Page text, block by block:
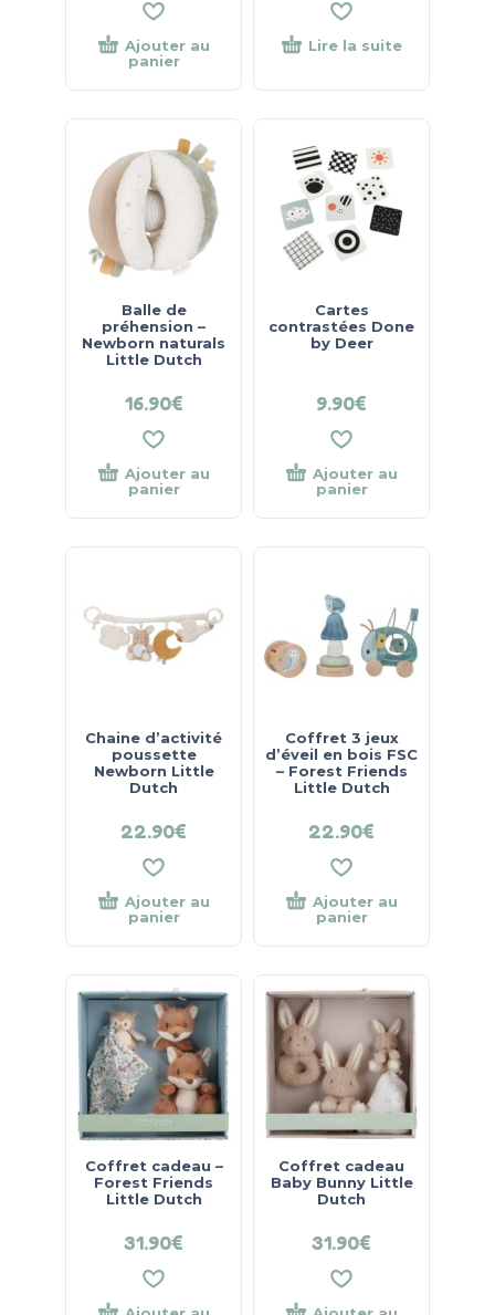
Ajouter au
panier
Lire la suite
Balle de
préhension –
Newborn naturals
Little Dutch
16.90€
Ajouter au
panier
Cartes
contrastées Done
by Deer
9.90€
Ajouter au
panier
Chaine d’activité
poussette
Newborn Little
Dutch
22.90€
Ajouter au
panier
Coffret 3 jeux
d’éveil en bois FSC
– Forest Friends
Little Dutch
22.90€
Ajouter au
panier
Coffret cadeau –
Forest Friends
Little Dutch
31.90€
Coffret cadeau
Baby Bunny Little
Dutch
31.90€